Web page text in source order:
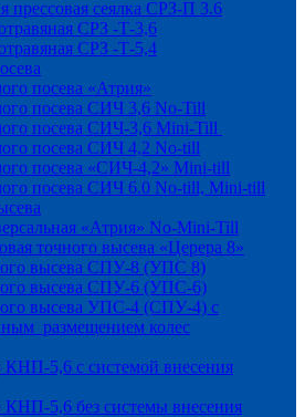
прессовая сеялка СРЗ-П 3.6
СРЗ -Т-3,6
СРЗ -Т-5,4
посева «Атрия»
посева СИЧ 3,6 No-Till
посева СИЧ-3,6 Mini-Till
посева СИЧ 4,2 No-till
посева «СИЧ-4,2» Mini-till
посева СИЧ 6.0 No-till, Mini-till
«Атрия» No-Mini-Till
точного высева «Церера 8»
высева СПУ-8 (УПС 8)
высева СПУ-6 (УПС-6)
высева УПС-4 (СПУ-4) с
размещением колес
КНП-5,6 с системой внесения
КНП-5,6 без системы внесения